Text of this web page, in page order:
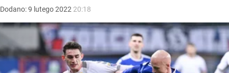
Dodano:9 lutego2022 20:18